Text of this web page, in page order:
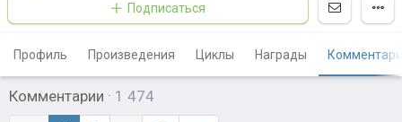
Подписаться
Профиль Произведения Циклы Награды
Комментарии · 1 474